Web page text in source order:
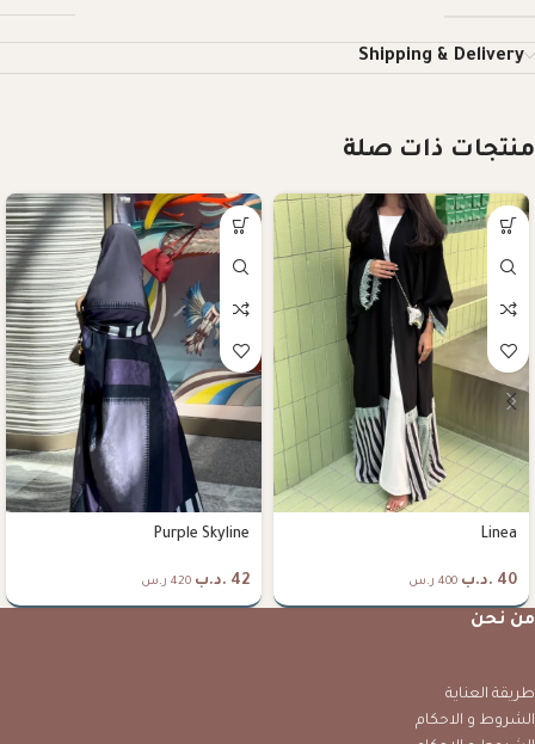
Shipping & Delivery
منتجات ذات صلة
Linea
40 .د.ب 400 ر.س
Purple Skyline
42 .د.ب 420 ر.س
من نحن
طريقة العناية
الشروط و الاحكام